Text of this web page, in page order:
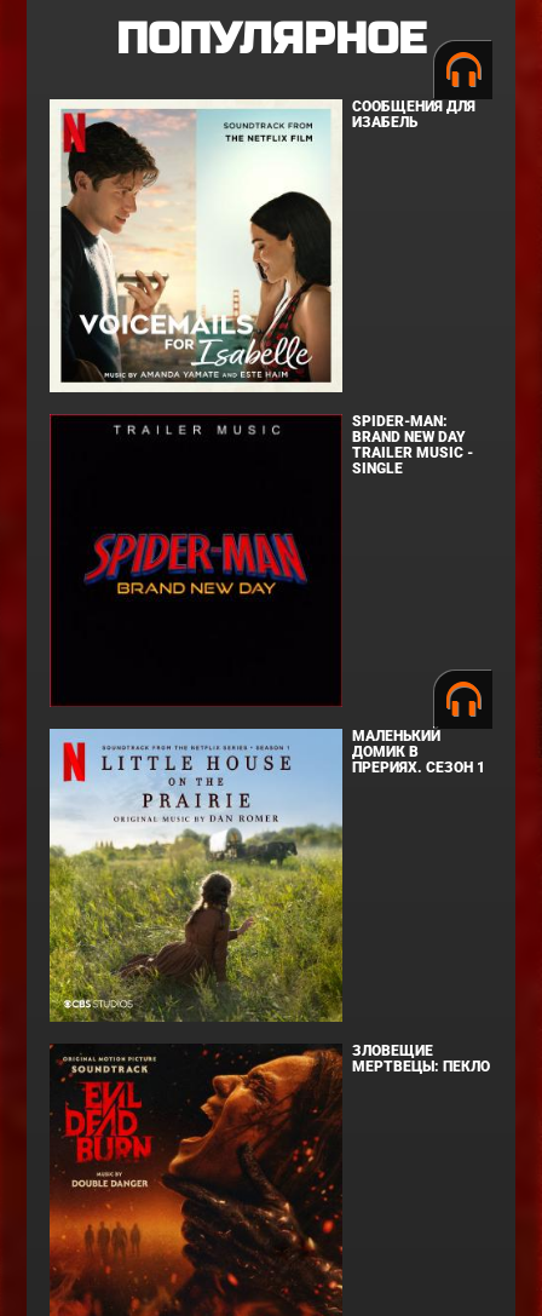
ПОПУЛЯРНОЕ
СООБЩЕНИЯ ДЛЯ
ИЗАБЕЛЬ
SPIDER-MAN:
BRAND NEW DAY
TRAILER MUSIC -
SINGLE
МАЛЕНЬКИЙ
ДОМИК В
ПРЕРИЯХ. СЕЗОН 1
ЗЛОВЕЩИЕ
МЕРТВЕЦЫ: ПЕКЛО